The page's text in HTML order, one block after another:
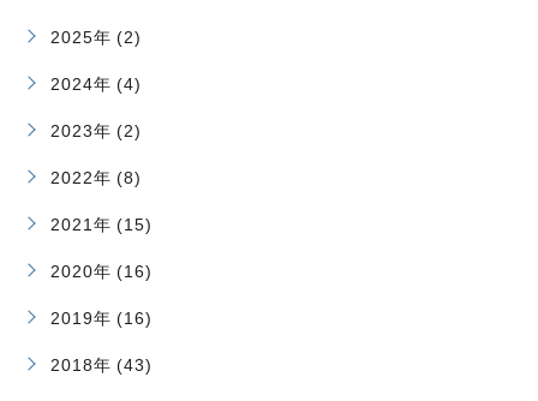
2025年 (2)
2024年 (4)
2023年 (2)
2022年 (8)
2021年 (15)
2020年 (16)
2019年 (16)
2018年 (43)